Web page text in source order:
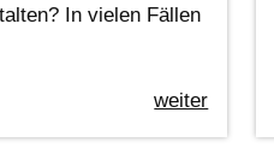
In vielen Fällen
weiter